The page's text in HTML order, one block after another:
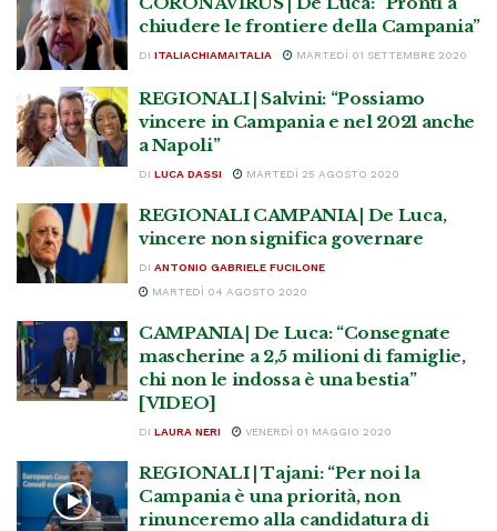
chiudere le frontiere della Campania”
DI ITALIACHIAMAITALIA MARTEDÌ 01 SETTEMBRE 2020
REGIONALI | Salvini: “Possiamo
vincere in Campania e nel 2021 anche
a Napoli”
DI LUCA DASSI MARTEDÌ 25 AGOSTO 2020
REGIONALI CAMPANIA | De Luca,
vincere non significa governare
DI ANTONIO GABRIELE FUCILONE
MARTEDÌ 04 AGOSTO 2020
CAMPANIA | De Luca: “Consegnate
mascherine a 2,5 milioni di famiglie,
chi non le indossa è una bestia”
[VIDEO]
DI LAURA NERI VENERDÌ 01 MAGGIO 2020
REGIONALI | Tajani: “Per noi la
Campania è una priorità, non
rinunceremo alla candidatura di